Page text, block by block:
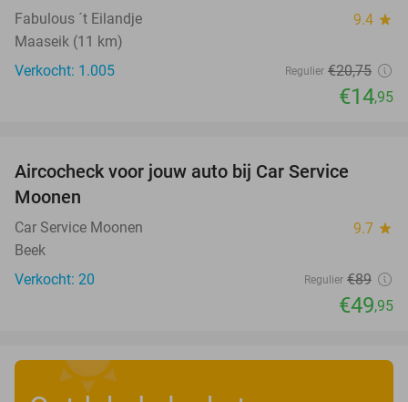
Fabulous ´t Eilandje 9.4 star
Maaseik (11 km)
Verkocht: 1.005
Regulier €20,75
€14,95
Aircocheck voor jouw auto bij Car Service
Moonen
Car Service Moonen 9.7 star
Beek
Verkocht: 20
Regulier €89
€49,95